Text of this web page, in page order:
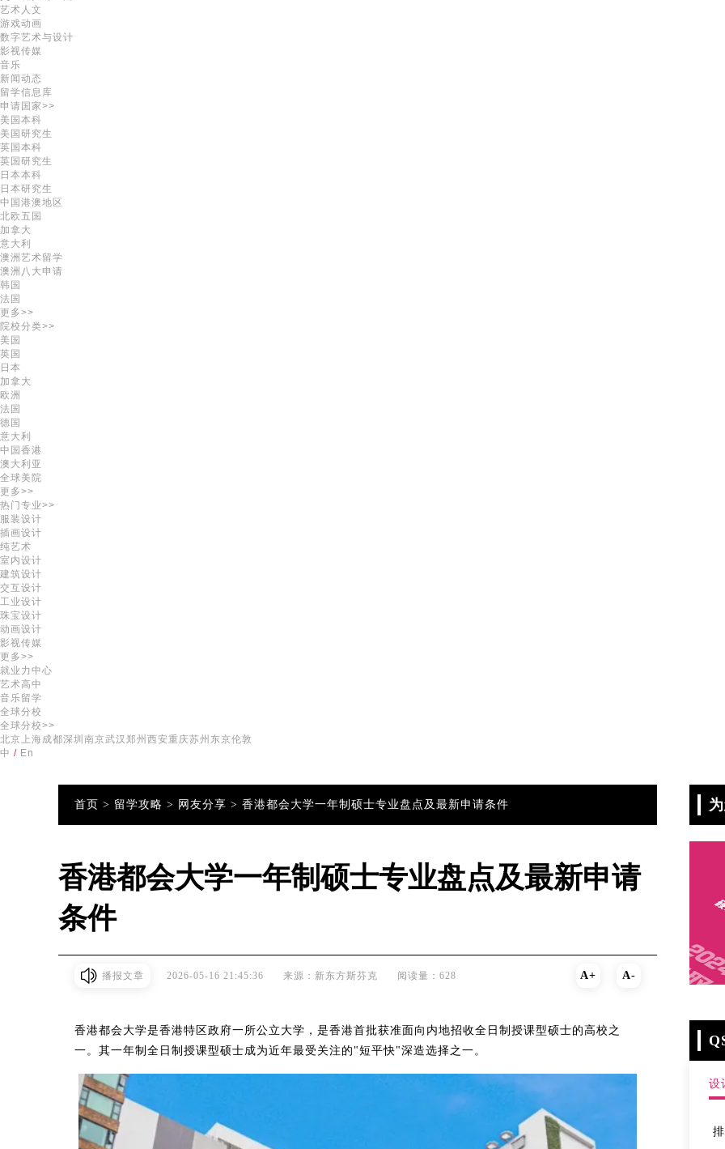
艺术人文
游戏动画
数字艺术与设计
影视传媒
音乐
新闻动态
留学信息库
申请国家>>
美国本科
美国研究生
英国本科
英国研究生
日本本科
日本研究生
中国港澳地区
北欧五国
加拿大
意大利
澳洲艺术留学
澳洲八大申请
韩国
法国
更多>>
院校分类>>
美国
英国
日本
加拿大
欧洲
法国
德国
意大利
中国香港
澳大利亚
全球美院
更多>>
热门专业>>
服装设计
插画设计
纯艺术
室内设计
建筑设计
交互设计
工业设计
珠宝设计
动画设计
影视传媒
更多>>
就业力中心
艺术高中
音乐留学
全球分校
全球分校>>
北京 上海成都深圳 南京武汉 郑州 西安重庆苏州 东京伦敦
中 / En
首页 > 留学攻略 > 网友分享 > 香港都会大学一年制硕士专业盘点及最新申请条件
香港都会大学一年制硕士专业盘点及最新申请
条件
播报文章 2026-05-16 21:45:36 来源：新东方斯芬克 阅读量：628 A+ A-
香港都会大学是香港特区政府一所公立大学，是香港首批获准面向内地招收全日制授课型硕士的高校之
一。其一年制全日制授课型硕士成为近年最受关注的"短平快"深造选择之一。
设